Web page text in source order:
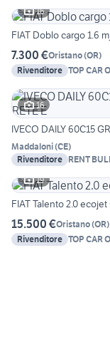
16
FIAT Doblo cargo 1.6
7.300 €Oristano(OR)
Rivenditore TOP CAR
16
IVECO DAILY 60C15
Maddaloni(CE)
Rivenditore RENT
19
FIAT Talento 2.0
15.500 €Oristano(OR)
Rivenditore TOP CAR